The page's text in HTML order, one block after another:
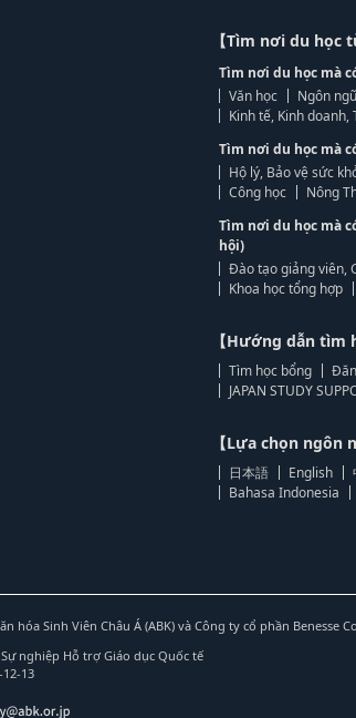
【Tìm nơi du học
Tìm nơi du học mà
Văn học
Ngôn
Kinh tế, Kinh
Tìm nơi du học mà
Hộ lý, Bảo vệ sức
Công học
Nông
Tìm nơi du học mà
hội)
Đào tạo giảng viên,
Khoa học tổng hợp
【Hướng dẫn tìm
Tìm học bổng
JAPAN STUDY
【Lựa chọn ngôn
日本語 English
Bahasa Indonesia
hóa Sinh Viên Châu Á (ABK) và Công ty cổ phần Benesse
nghiệp Hỗ trợ Giáo dục Quốc tế
13